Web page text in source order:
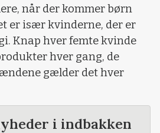
når der kommer børn
er især kvinderne, der er
Knap hver femte kvinde
hver gang, de
gælder det hver
i indbakken